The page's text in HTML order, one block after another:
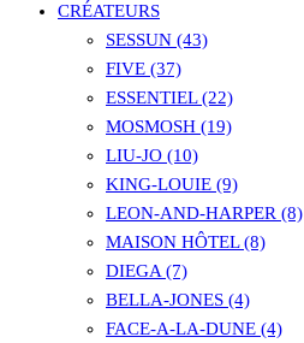
CRÉATEURS
SESSUN (43)
FIVE (37)
ESSENTIEL (22)
MOSMOSH (19)
LIU-JO (10)
KING-LOUIE (9)
LEON-AND-HARPER (8)
MAISON HÔTEL (8)
DIEGA (7)
BELLA-JONES (4)
FACE-A-LA-DUNE (4)